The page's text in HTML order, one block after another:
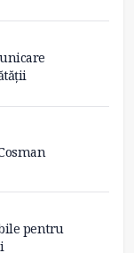
pentru